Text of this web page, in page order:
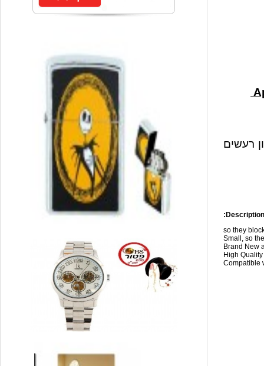
רעשים
so they
Small, so
Brand New
High
Compatible